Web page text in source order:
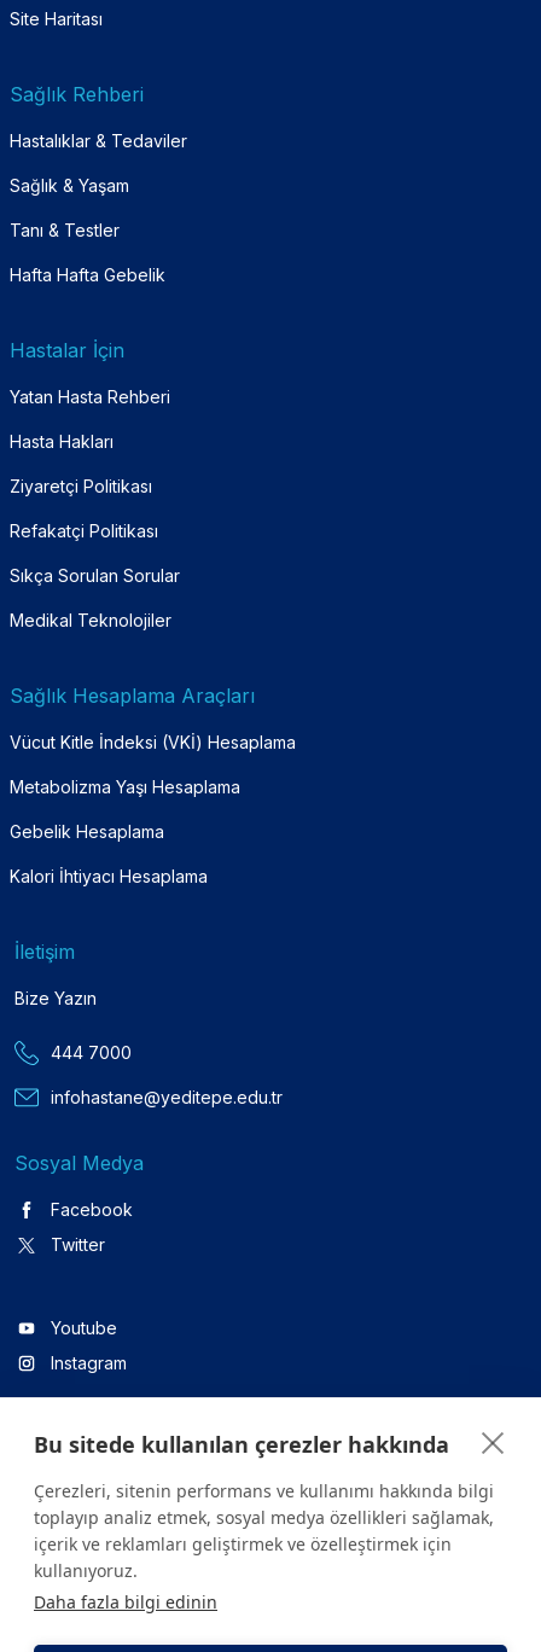
Site Haritası
Sağlık Rehberi
Hastalıklar & Tedaviler
Sağlık & Yaşam
Tanı & Testler
Hafta Hafta Gebelik
Hastalar İçin
Yatan Hasta Rehberi
Hasta Hakları
Ziyaretçi Politikası
Refakatçi Politikası
Sıkça Sorulan Sorular
Medikal Teknolojiler
Sağlık Hesaplama Araçları
Vücut Kitle İndeksi (VKİ) Hesaplama
Metabolizma Yaşı Hesaplama
Gebelik Hesaplama
Kalori İhtiyacı Hesaplama
İletişim
Bize Yazın
444 7000
infohastane@yeditepe.edu.tr
Sosyal Medya
Facebook
Twitter
Youtube
Instagram
Linkedin
Sitede yer alan tüm içerikler yalnızca bilgilendirme amaçlıdır.
Sağlığınızla ilgili sorularınız için mutlaka doktoruza ya da bir sağlık
kuruluşuna başvurunuz.
Bu sitede kullanılan çerezler hakkında
Çerezleri, sitenin performans ve kullanımı hakkında bilgi
toplayıp analiz etmek, sosyal medya özellikleri sağlamak,
içerik ve reklamları geliştirmek ve özelleştirmek için
kullanıyoruz.
Daha fazla bilgi edinin